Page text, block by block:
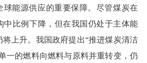
球能源供应的重要保障。尽管煤炭在
中比例下降，但在我国仍处于主体能
上升。我国政府提出“推进煤炭清洁
一的燃料向燃料与原料并重转变，仍